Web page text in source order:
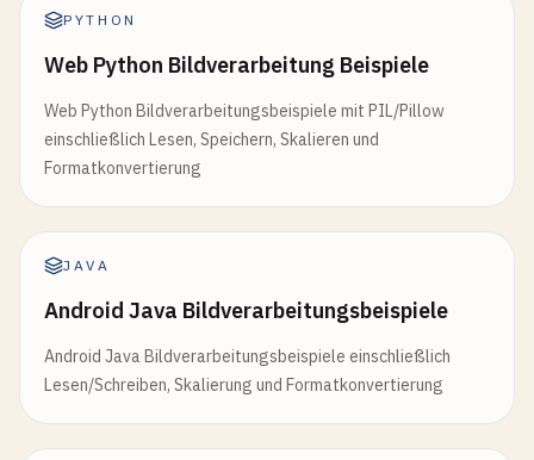
PYTHON
Web Python Bildverarbeitung Beispiele
Web Python Bildverarbeitungsbeispiele mit PIL/Pillow
einschließlich Lesen, Speichern, Skalieren und
Formatkonvertierung
JAVA
Android Java Bildverarbeitungsbeispiele
Android Java Bildverarbeitungsbeispiele einschließlich
Lesen/Schreiben, Skalierung und Formatkonvertierung